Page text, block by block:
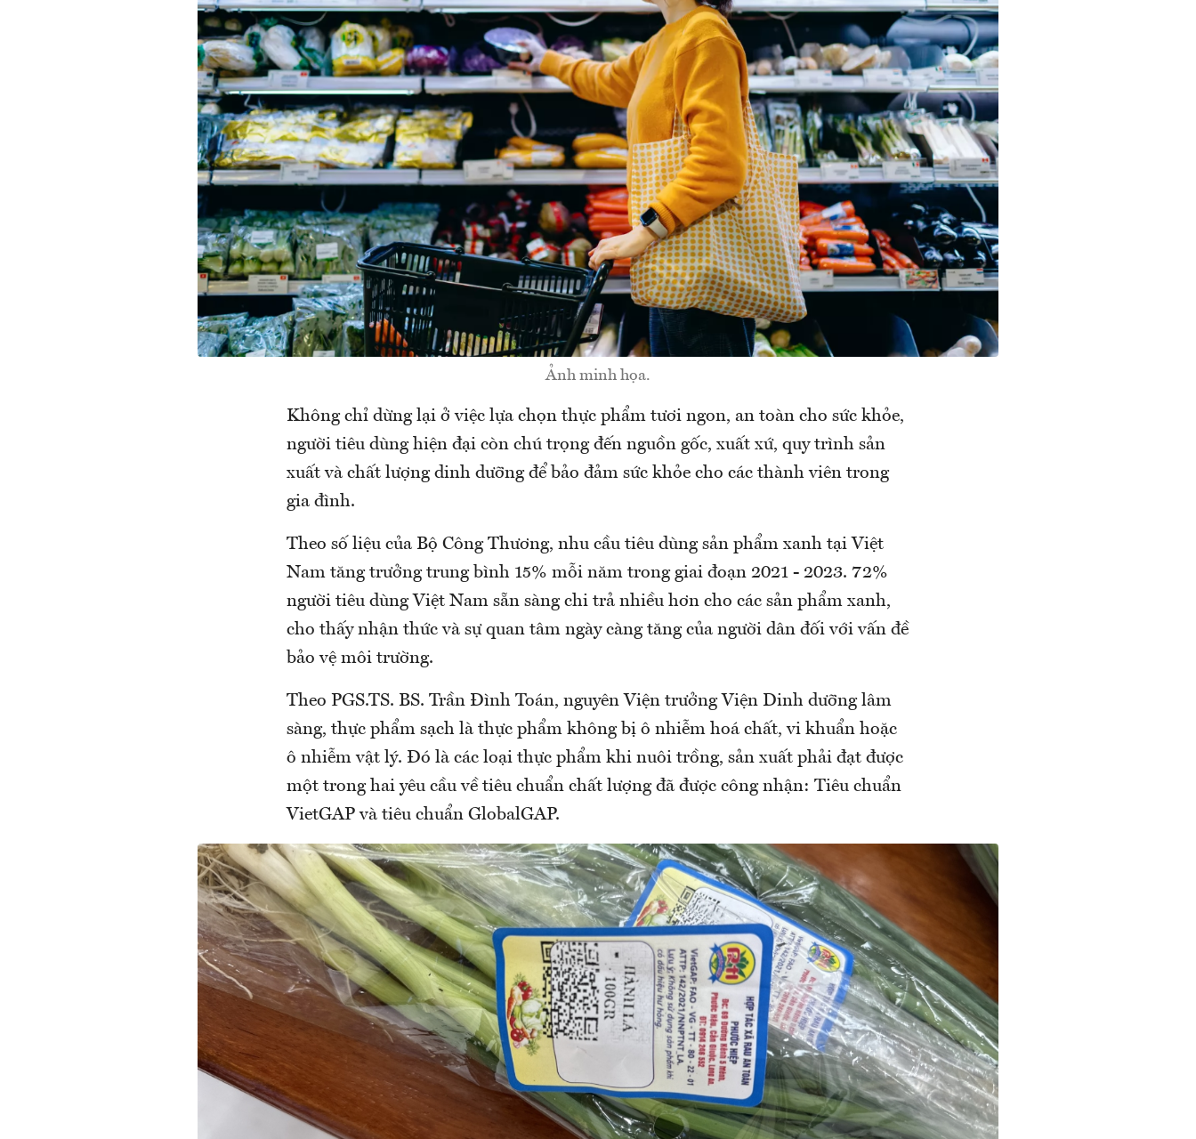
Ảnh minh họa.
Không chỉ dừng lại ở việc lựa chọn thực phẩm tươi ngon, an toàn cho sức khỏe,
người tiêu dùng hiện đại còn chú trọng đến nguồn gốc, xuất xứ, quy trình sản
xuất và chất lượng dinh dưỡng để bảo đảm sức khỏe cho các thành viên trong
gia đình.
Theo số liệu của Bộ Công Thương, nhu cầu tiêu dùng sản phẩm xanh tại Việt
Nam tăng trưởng trung bình 15% mỗi năm trong giai đoạn 2021 - 2023. 72%
người tiêu dùng Việt Nam sẵn sàng chi trả nhiều hơn cho các sản phẩm xanh,
cho thấy nhận thức và sự quan tâm ngày càng tăng của người dân đối với vấn đề
bảo vệ môi trường.
Theo PGS.TS. BS. Trần Đình Toán, nguyên Viện trưởng Viện Dinh dưỡng lâm
sàng, thực phẩm sạch là thực phẩm không bị ô nhiễm hoá chất, vi khuẩn hoặc
ô nhiễm vật lý. Đó là các loại thực phẩm khi nuôi trồng, sản xuất phải đạt được
một trong hai yêu cầu về tiêu chuẩn chất lượng đã được công nhận: Tiêu chuẩn
VietGAP và tiêu chuẩn GlobalGAP.